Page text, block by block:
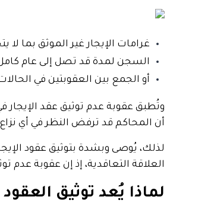
غرامات الإيجار غير الموثق بما لا يتجاوز 10,000
السجن لمدة قد تصل إلى عام
أو الجمع بين العقوبتين في
أن المحاكم قد ترفض النظر في أي
لذلك، يُوصى وبشدة بتوثيق عقود
العلاقة التعاقدية، إذ إن عقوبة عدم
لماذا يُعد توثيق